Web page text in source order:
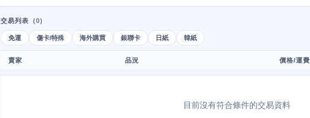
交易列表 (0)
免運 傷卡/特殊 海外購買 銀聯卡 日紙 韓紙
賣家 品況 價格/運費
目前沒有符合條件的交易資料